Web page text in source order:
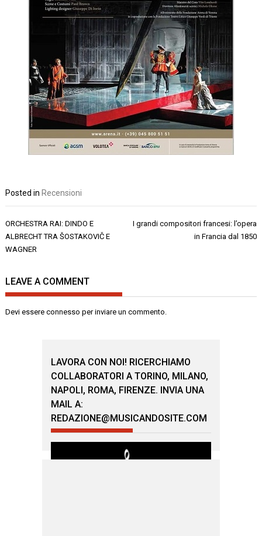
Posted in Recensioni
Navigazione
articoli
ORCHESTRA RAI: DINDO E
ALBRECHT TRA ŠOSTAKOVIČ E
WAGNER
I grandi compositori francesi: l’opera
in Francia dal 1850
LEAVE A COMMENT
Devi essereconnesso per inviare un commento.
LAVORA CON NOI! RICERCHIAMO
COLLABORATORI A TORINO, MILANO,
NAPOLI, ROMA, FIRENZE. INVIA UNA
MAIL A:
REDAZIONE@MUSICANDOSITE.COM